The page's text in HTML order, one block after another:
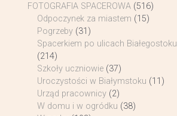
FOTOGRAFIA SPACEROWA (516)
Odpoczynek za miastem (15)
Pogrzeby (31)
Spacerkiem po ulicach Białegostoku
(214)
Szkoły uczniowie (37)
Uroczystości w Białymstoku (11)
Urząd pracownicy (2)
W domu i w ogródku (38)